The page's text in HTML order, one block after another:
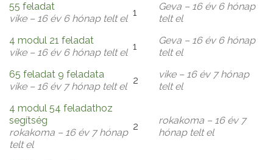
Általános
55 feladat
vike– 16 év 6 hónap telt el
1
Geva – 16 év 6 hónap
telt el
Általános
4 modul 21 feladat
vike– 16 év 6 hónap telt el
1
Geva – 16 év 6 hónap
telt el
Általános
65 feladat 9 feladata
vike– 16 év 7 hónap telt el
2
vike– 16 év 7 hónap
telt el
Általános
téma
4 modul 54 feladathoz
segítség
rokakoma – 16 év 7 hónap
telt el
2
rokakoma – 16 év 7
hónap telt el